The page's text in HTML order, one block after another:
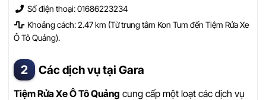
Số điện thoại: 01686223234
Khoảng cách: 2.47 km (Từ trung tâm Kon Tum đến Tiệm Rửa Xe
Ô Tô Quảng).
Các dịch vụ tại Gara
Tiệm Rửa Xe Ô Tô Quảng cung cấp một loạt các dịch vụ